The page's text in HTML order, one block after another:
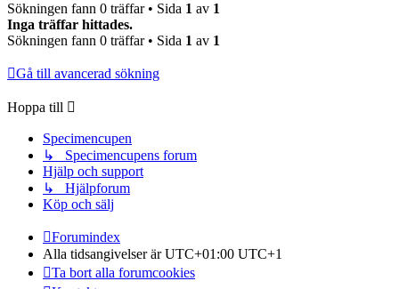
Sökningen fann 0 träffar • Sida 1 av 1
Inga träffar hittades.
Sökningen fann 0 träffar • Sida 1 av 1
Gå till avancerad sökning
Hoppa till
Specimencupen
↳ Specimencupens forum
Hjälp och support
↳ Hjälpforum
Köp och sälj
Forumindex
Alla tidsangivelser är UTC+01:00 UTC+1
Ta bort alla forumcookies